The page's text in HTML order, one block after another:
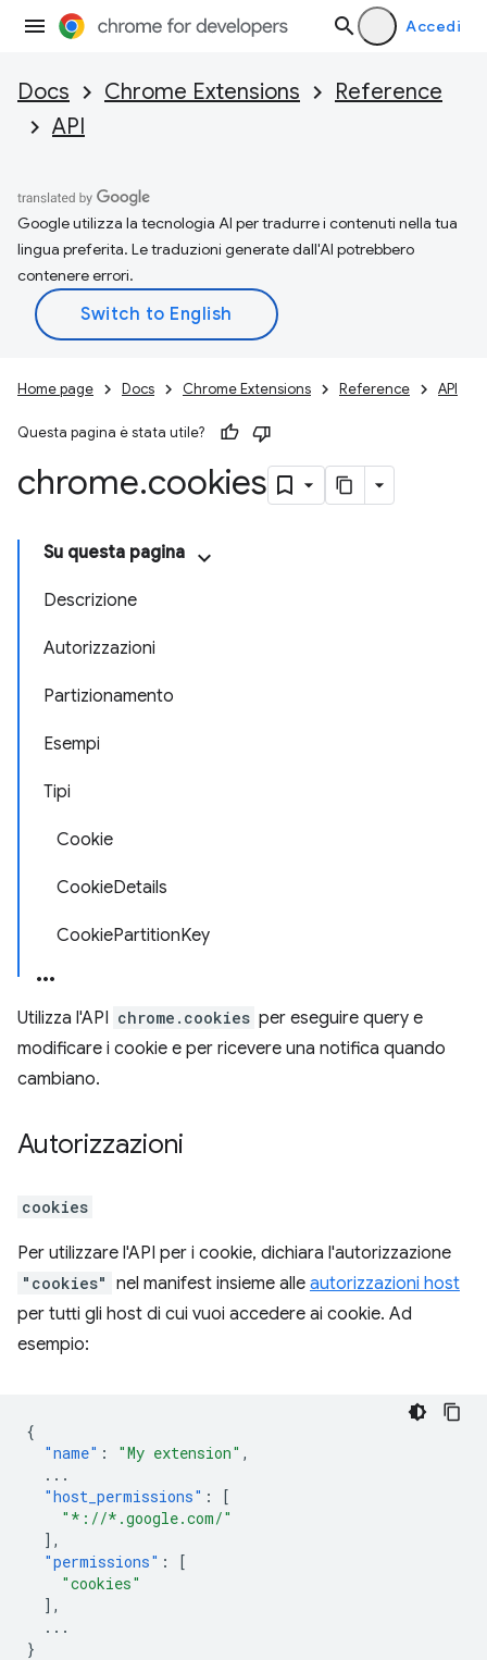
Accedi
Docs Chrome Extensions
Reference
API
Google utilizza la tecnologia AI per tradurre i contenuti nella tua
lingua preferita. Le traduzioni generate dall'AI potrebbero
contenere errori.
Home page Docs Chrome Extensions Reference API
Questa pagina è stata utile?
chrome.cookies
Su questa pagina
Descrizione
Autorizzazioni
Partizionamento
Esempi
Tipi
Cookie
CookieDetails
CookiePartitionKey
Utilizza l'API chrome.cookies per eseguire query e
modificare i cookie e per ricevere una notifica quando
cambiano.
Autorizzazioni
cookies
Per utilizzare l'API per i cookie, dichiara l'autorizzazione
"cookies" nel manifest insieme alle autorizzazioni host
per tutti gli host di cui vuoi accedere ai cookie. Ad
esempio:
{
"name" : "My extension" ,
...
"host_permissions" :
[
"*://*.google.com/"
],
"permissions" :
[
"cookies"
],
...
}